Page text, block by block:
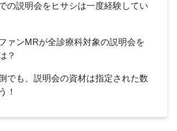
の説明会をヒサシは一度経験してい
ァンMRが全診療科対象の説明会を
？
でも、説明会の資材は指定された数
！